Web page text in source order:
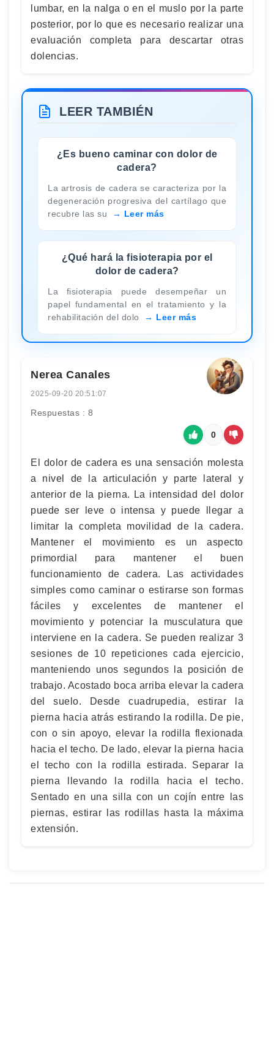
lumbar, en la nalga o en el muslo por la parte
posterior, por lo que es necesario realizar una
evaluación completa para descartar otras
dolencias.
LEER TAMBIÉN
¿Es bueno caminar con dolor de
cadera?
La artrosis de cadera se caracteriza por la
degeneración progresiva del cartílago que
recubre las su
Leer más
¿Qué hará la fisioterapia por el
dolor de cadera?
La fisioterapia puede desempeñar un
papel fundamental en el tratamiento y la
rehabilitación del dolo
Leer más
Nerea Canales
2025-09-20 20:51:07
Respuestas : 8
0
El dolor de cadera es una sensación molesta
a nivel de la articulación y parte lateral y
anterior de la pierna. La intensidad del dolor
puede ser leve o intensa y puede llegar a
limitar la completa movilidad de la cadera.
Mantener el movimiento es un aspecto
primordial para mantener el buen
funcionamiento de cadera. Las actividades
simples como caminar o estirarse son formas
fáciles y excelentes de mantener el
movimiento y potenciar la musculatura que
interviene en la cadera. Se pueden realizar 3
sesiones de 10 repeticiones cada ejercicio,
manteniendo unos segundos la posición de
trabajo. Acostado boca arriba elevar la cadera
del suelo. Desde cuadrupedia, estirar la
pierna hacia atrás estirando la rodilla. De pie,
con o sin apoyo, elevar la rodilla flexionada
hacia el techo. De lado, elevar la pierna hacia
el techo con la rodilla estirada. Separar la
pierna llevando la rodilla hacia el techo.
Sentado en una silla con un cojín entre las
piernas, estirar las rodillas hasta la máxima
extensión.